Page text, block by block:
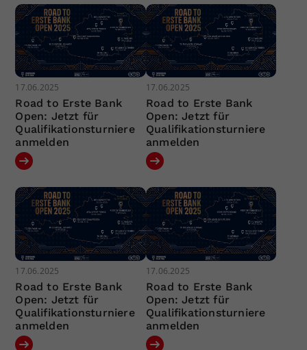
17.06.2025
Road to Erste Bank
Open: Jetzt für
Qualifikationsturniere
anmelden
17.06.2025
Road to Erste Bank
Open: Jetzt für
Qualifikationsturniere
anmelden
17.06.2025
Road to Erste Bank
Open: Jetzt für
Qualifikationsturniere
anmelden
17.06.2025
Road to Erste Bank
Open: Jetzt für
Qualifikationsturniere
anmelden